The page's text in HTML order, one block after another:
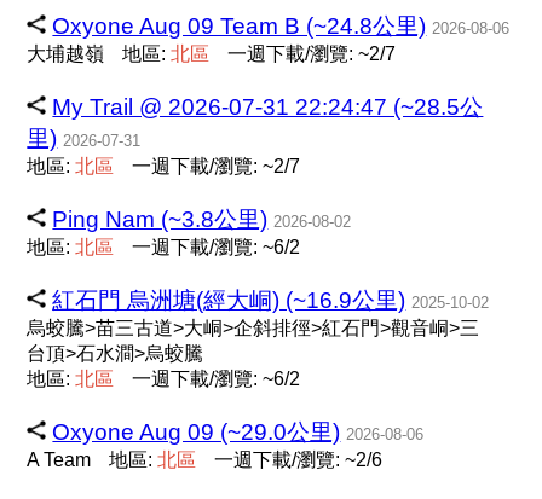
Oxyone Aug 09 Team B (~24.8公里) 2026-08-06
大埔越嶺 地區:北區 一週下載/瀏覽: ~2/7
My Trail @ 2026-07-31 22:24:47 (~28.5公
里) 2026-07-31
地區:北區 一週下載/瀏覽: ~2/7
Ping Nam (~3.8公里) 2026-08-02
地區:北區 一週下載/瀏覽: ~6/2
紅石門 烏洲塘(經大峒) (~16.9公里) 2025-10-02
烏蛟騰>苗三古道>大峒>企斜排徑>紅石門>觀音峒>三
台頂>石水澗>烏蛟騰
地區:北區 一週下載/瀏覽: ~6/2
Oxyone Aug 09 (~29.0公里) 2026-08-06
A Team 地區:北區 一週下載/瀏覽: ~2/6